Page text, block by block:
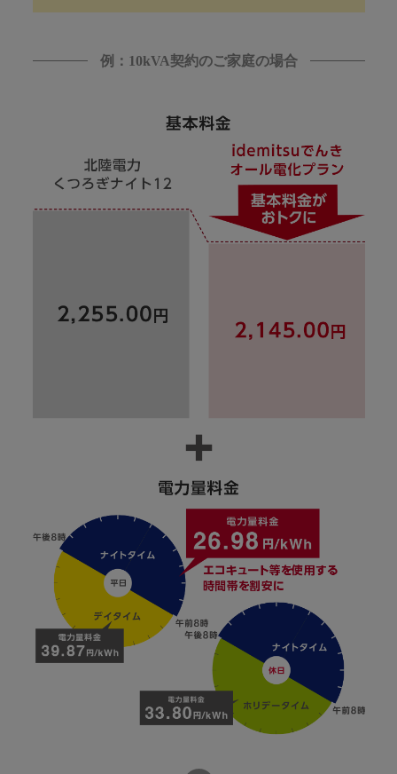
例：10kVA契約のご家庭の場合